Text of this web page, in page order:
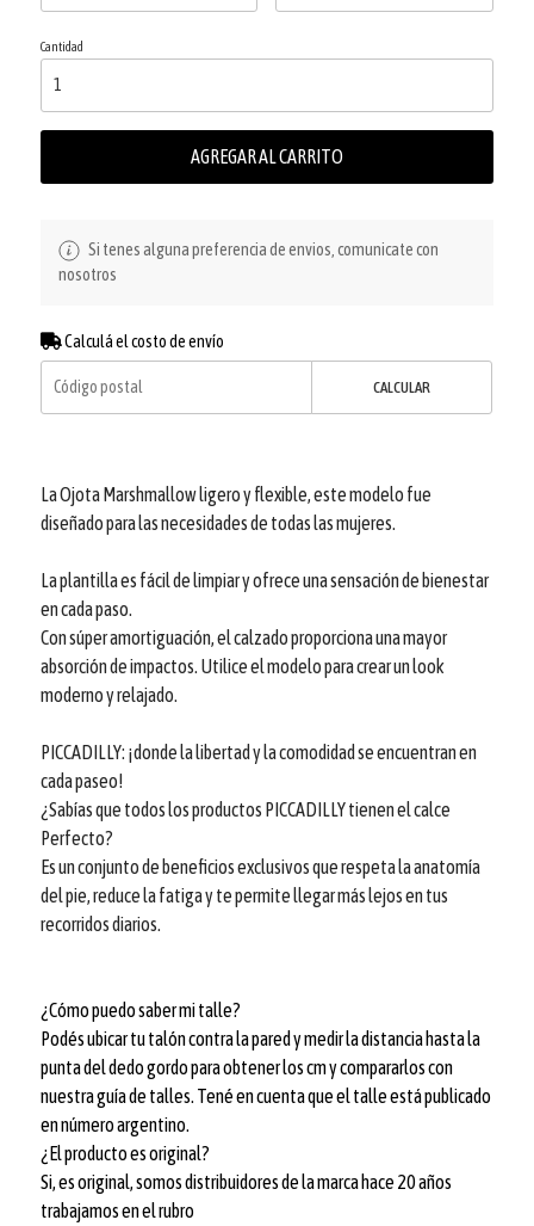
Cantidad
AGREGAR AL CARRITO
Si tenes alguna preferencia de envios, comunicate con
nosotros
Calculá el costo de envío
CALCULAR
La Ojota Marshmallow ligero y flexible, este modelo fue
diseñado para las necesidades de todas las mujeres.
La plantilla es fácil de limpiar y ofrece una sensación de bienestar
en cada paso.
Con súper amortiguación, el calzado proporciona una mayor
absorción de impactos. Utilice el modelo para crear un look
moderno y relajado.
PICCADILLY: ¡donde la libertad y la comodidad se encuentran en
cada paseo!
¿Sabías que todos los productos PICCADILLY tienen el calce
Perfecto?
Es un conjunto de beneficios exclusivos que respeta la anatomía
del pie, reduce la fatiga y te permite llegar más lejos en tus
recorridos diarios.
¿Cómo puedo saber mi talle?
Podés ubicar tu talón contra la pared y medir la distancia hasta la
punta del dedo gordo para obtener los cm y compararlos con
nuestra guía de talles. Tené en cuenta que el talle está publicado
en número argentino.
¿El producto es original?
Si, es original, somos distribuidores de la marca hace 20 años
trabajamos en el rubro